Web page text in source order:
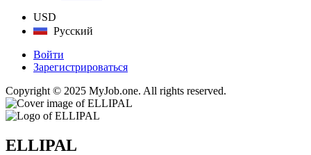
USD
Русский
Войти
Зарегистрироваться
Copyright © 2025 MyJob.one. All rights reserved.
ELLIPAL